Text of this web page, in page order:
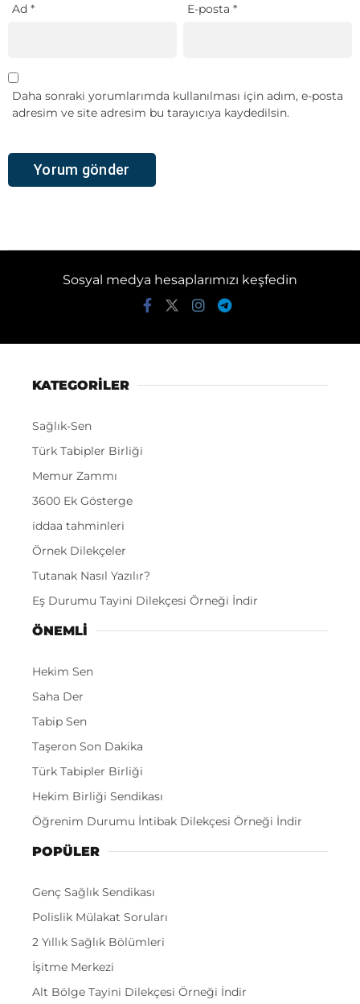
Ad * E-posta*
Daha sonraki yorumlarımda kullanılması için adım, e-posta
adresim ve site adresim bu tarayıcıya kaydedilsin.
Sosyal medya hesaplarımızı keşfedin
KATEGORİLER
Sağlık-Sen
Türk Tabipler Birliği
Memur Zammı
3600 Ek Gösterge
iddaa tahminleri
Örnek Dilekçeler
Tutanak Nasıl Yazılır?
Eş Durumu Tayini Dilekçesi Örneği İndir
ÖNEMLI
Hekim Sen
Saha Der
Tabip Sen
Taşeron Son Dakika
Türk Tabipler Birliği
Hekim Birliği Sendikası
Öğrenim Durumu İntibak Dilekçesi Örneği İndir
POPÜLER
Genç Sağlık Sendikası
Polislik Mülakat Soruları
2 Yıllık Sağlık Bölümleri
İşitme Merkezi
Alt Bölge Tayini Dilekçesi Örneği İndir